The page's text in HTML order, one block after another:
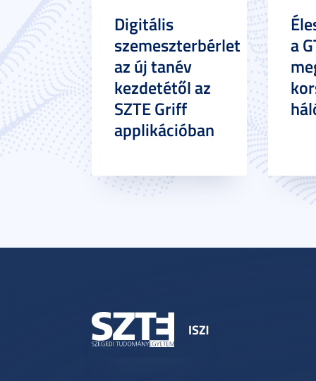
Digitális
szemeszterbérlet
az új tanév
kezdetétől az
SZTE Griff
applikációban
a